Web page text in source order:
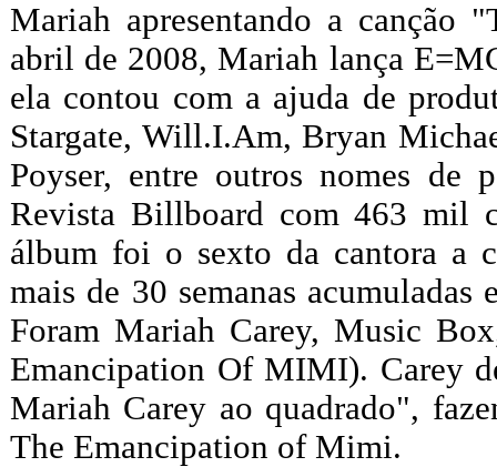
Mariah apresentando a
abril de 2008, Mariah lança
ela contou com a ajuda de
Stargate, Will.I.Am, Bryan
Poyser, entre outros nomes de
Revista Billboard com 463 mil
álbum foi o sexto da cantora a
mais de 30 semanas
Foram Mariah Carey, Music
Emancipation Of MIMI). Carey
Mariah Carey ao quadrado",
The Emancipation of Mimi.